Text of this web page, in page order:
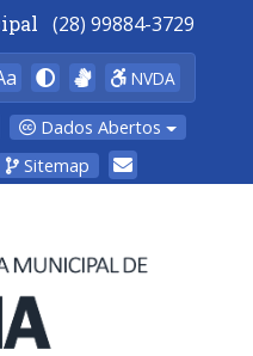
(28) 99884-3729
NVDA
Dados Abertos
Sitemap